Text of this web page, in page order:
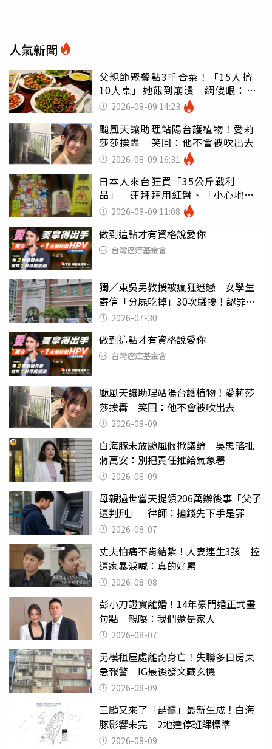
人氣新聞
父親節聚餐點3千合菜！「15人擠
10人桌」她餓到崩潰 網傻眼：讓
店家看笑話
2026-08-09 14:23
颱風天讓助理站陽台護植物！愛莉
莎莎挨轟 笑回：他不會被吹出去
2026-08-09 16:31
日本人來台狂買「35公斤戰利
品」 連拜拜用紅盤、「小心地
滑」告示牌也帶回家
2026-08-09 11:08
做到這點才有資格說愛你
台灣癌症基金會
獨／東吳男教授被瘋狂迷戀 女學生
寄信「分屍吃掉」30次騷擾！認罪免
關 2026-07-30
做到這點才有資格說愛你
台灣癌症基金會
颱風天讓助理站陽台護植物！愛莉莎
莎挨轟 笑回：他不會被吹出去
2026-08-09
白海豚未放颱風假掀議論 吳思瑤批
蔣萬安：別把責任推給氣象署
2026-08-09
母親過世當天提領206萬辦後事「父子
遭判刑」 律師：搶錢先下手是罪
2026-08-07
丈夫怕痛不肯結紮！人妻連生3孩 控
遭家暴淚喊：真的好累
2026-08-08
彭小刀證實離婚！14年豪門婚正式畫
句點 親曝：我們還是家人
2026-08-07
男模租屋處離奇身亡！失聯多日房東
急報警 IG最後發文藏玄機
2026-08-09
三颱又來了「琵鷺」最新生成！白海
豚影響未完 2地達停班課標準
2026-08-09